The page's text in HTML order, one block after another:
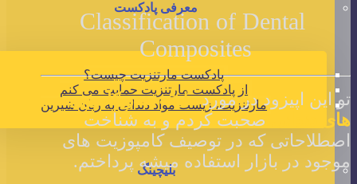
معرفی پادکست
پادکست مارتنزیت چیست؟
از پادکست مارتنزیت حمایت می کنم
مارتنزیت، زیست مواد دندانی به زبان شیرین
بلیچینگ
Classification of Dental
Composites
تو این اپیزود در موردطبقهبندرکامپوزیت
های دندانی
صحبت کردم و به شناخت
اصطلاحاتی که در توصیف کامپوزیت های
موجود در بازار استفاده میشه پرداختم.